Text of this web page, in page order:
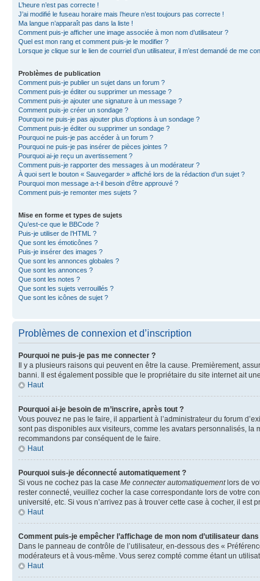
L’heure n’est pas correcte !
J’ai modifié le fuseau horaire mais l’heure n’est toujours pas correcte !
Ma langue n’apparaît pas dans la liste !
Comment puis-je afficher une image associée à mon nom d’utilisateur ?
Quel est mon rang et comment puis-je le modifier ?
Lorsque je clique sur le lien de courriel d’un utilisateur, il m’est demandé de me
Problèmes de publication
Comment puis-je publier un sujet dans un forum ?
Comment puis-je éditer ou supprimer un message ?
Comment puis-je ajouter une signature à un message ?
Comment puis-je créer un sondage ?
Pourquoi ne puis-je pas ajouter plus d’options à un sondage ?
Comment puis-je éditer ou supprimer un sondage ?
Pourquoi ne puis-je pas accéder à un forum ?
Pourquoi ne puis-je pas insérer de pièces jointes ?
Pourquoi ai-je reçu un avertissement ?
Comment puis-je rapporter des messages à un modérateur ?
À quoi sert le bouton « Sauvegarder » affiché lors de la rédaction d’un sujet ?
Pourquoi mon message a-t-il besoin d’être approuvé ?
Comment puis-je remonter mes sujets ?
Mise en forme et types de sujets
Qu’est-ce que le BBCode ?
Puis-je utiliser de l’HTML ?
Que sont les émoticônes ?
Puis-je insérer des images ?
Que sont les annonces globales ?
Que sont les annonces ?
Que sont les notes ?
Que sont les sujets verrouillés ?
Que sont les icônes de sujet ?
Problèmes de connexion et d’inscription
Pourquoi ne puis-je pas me connecter ?
Il y a plusieurs raisons qui peuvent en être la cause. Premièrement,
banni. Il est également possible que le propriétaire du site internet ait
Haut
Pourquoi ai-je besoin de m’inscrire, après tout ?
Vous pouvez ne pas le faire, il appartient à l’administrateur du forum
sont pas disponibles aux visiteurs, comme les avatars personnalisés, la
recommandons par conséquent de le faire.
Haut
Pourquoi suis-je déconnecté automatiquement ?
Si vous ne cochez pas la case Me connecter automatiquementlors de
rester connecté, veuillez cocher la case correspondante lors de votre
université, etc. Si vous n’arrivez pas à trouver cette case à cocher, il est
Haut
Comment puis-je empêcher l’affichage de mon nom d’utilisateur
Dans le panneau de contrôle de l’utilisateur, en-dessous des «
modérateurs et à vous-même. Vous serez compté comme étant un
Haut